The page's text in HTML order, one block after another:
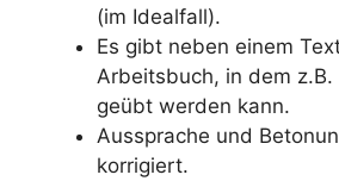
(im Idealfall).
Es gibt neben einem
Arbeitsbuch, in dem z.B.
geübt werden kann.
Aussprache und
korrigiert.